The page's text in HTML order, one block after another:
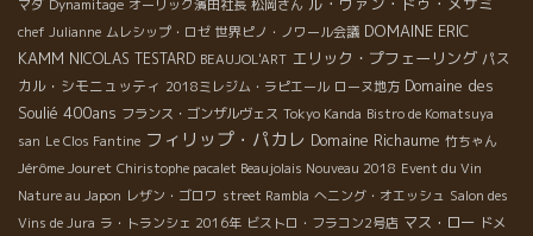
マダ Dynamitage オーリック濱田社長 松岡さん
chef Julianne ムレシップ・ロゼ 世界ピノ・ノワール会議 DOMAINE ERIC
KAMM NICOLAS TESTARD BEAUJOL'ART エリック・プフェーリング パス
カル・シモニュッティ 2018ミレジム・ラピエール ローヌ地方 Domaine des
Soulié 400ans フランス・ゴンザルヴェス Tokyo Kanda Bistro de Komatsuya
san Le Clos Fantine フィリップ・パカレ Domaine Richaume 竹ちゃん
Jérôme Jouret Chiristophe pacalet Beaujolais Nouveau 2018 Event du Vin
Nature au Japon レザン・ゴロワ street Rambla へニング・オエッシュ Salon des
Vins de Jura ラ・トランシェ 2016年 ビストロ・フラコン2号店 マス・ロー ドメ